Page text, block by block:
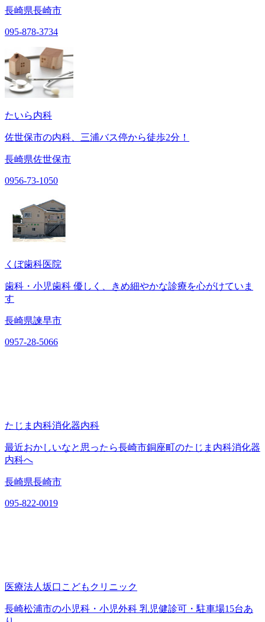
長崎県長崎市
095-878-3734
たいら内科
佐世保市の内科、三浦バス停から徒歩2分！
長崎県佐世保市
0956-73-1050
くぼ歯科医院
歯科・小児歯科 優しく、きめ細やかな診療を心がけていま
す
長崎県諫早市
0957-28-5066
たじま内科消化器内科
最近おかしいなと思ったら長崎市銅座町のたじま内科消化器
内科へ
長崎県長崎市
095-822-0019
医療法人坂口こどもクリニック
長崎松浦市の小児科・小児外科 乳児健診可・駐車場15台あ